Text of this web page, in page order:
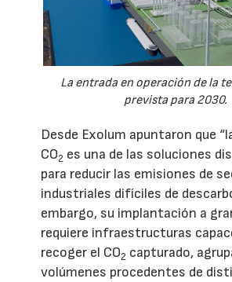
La entrada en operación de la
prevista para 2030.
Desde Exolum apuntaron que
CO2 es una de las soluciones
para reducir las emisiones de
industriales difíciles de
embargo, su implantación a
requiere infraestructuras
recoger el CO2 capturado,
volúmenes procedentes de